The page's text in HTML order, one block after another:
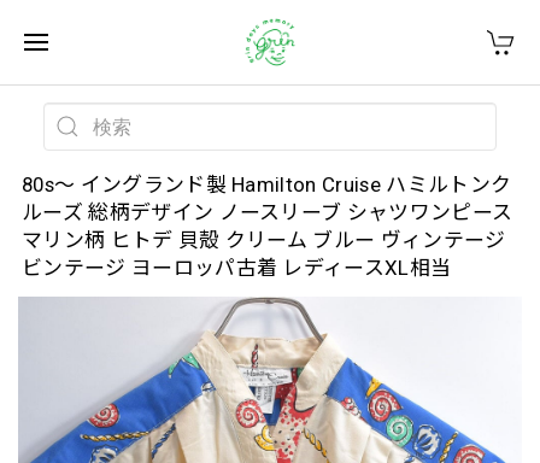
80s～ イングランド製 Hamilton Cruise ハミルトンク
ルーズ 総柄デザイン ノースリーブ シャツワンピース
マリン柄 ヒトデ 貝殻 クリーム ブルー ヴィンテージ
ビンテージ ヨーロッパ古着 レディースXL相当